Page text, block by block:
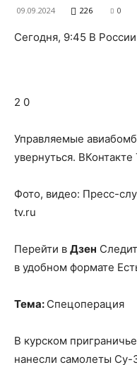
09.09.2024 226 0
Сегодня, 9:45 В
2 0
Управляемые
увернуться.
Фото, видео: Пресс-
tv.ru
Перейти в Дзен
в удобном формате
Тема: Спецоперация
В курском
нанесли самолеты